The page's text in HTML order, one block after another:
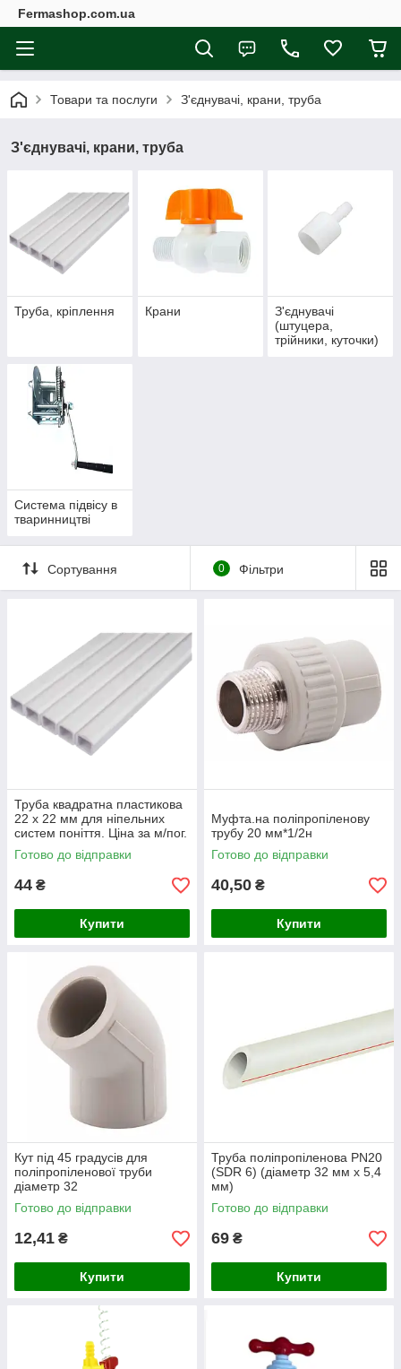
Fermashop.com.ua
Товари та послуги З'єднувачі, крани, труба
З'єднувачі, крани, труба
Труба, кріплення Крани
З'єднувачі
(штуцера,
трійники, куточки)
Система підвісу в
тваринництві
Сортування 0 Фільтри
Труба квадратна пластикова
22 х 22 мм для ніпельних
систем поніття. Ціна за м/пог.
Готово до відправки
44 ₴
Купити
Муфта.на поліпропіленову
трубу 20 мм*1/2н
Готово до відправки
40,50 ₴
Купити
Кут під 45 градусів для
поліпропіленової труби
діаметр 32
Готово до відправки
12,41 ₴
Купити
Труба поліпропіленова PN20
(SDR 6) (діаметр 32 мм х 5,4
мм)
Готово до відправки
69 ₴
Купити